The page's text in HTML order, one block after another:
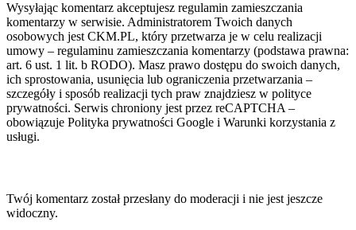
Wysyłając komentarz akceptujesz regulamin zamieszczania
komentarzy w serwisie. Administratorem Twoich danych
osobowych jest CKM.PL, który przetwarza je w celu realizacji
umowy – regulaminu zamieszczania komentarzy (podstawa prawna:
art. 6 ust. 1 lit. b RODO). Masz prawo dostępu do swoich danych,
ich sprostowania, usunięcia lub ograniczenia przetwarzania –
szczegóły i sposób realizacji tych praw znajdziesz w polityce
prywatności. Serwis chroniony jest przez reCAPTCHA –
obowiązuje Polityka prywatności Google i Warunki korzystania z
usługi.
Twój komentarz został przesłany do moderacji i nie jest jeszcze
widoczny.